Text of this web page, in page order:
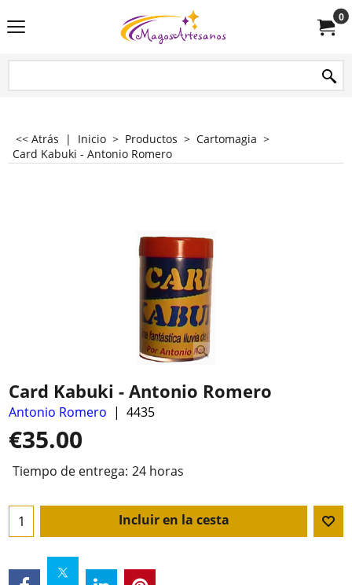
0
<< Atrás | Inicio > Productos > Cartomagia >
Card Kabuki - Antonio Romero
Card Kabuki - Antonio Romero
Antonio Romero 4435
€35.00
Tiempo de entrega: 24 horas
Incluir en la cesta